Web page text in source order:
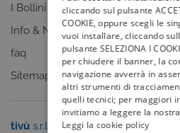
I Bollini
Info & News
faq
Sitemap
tivù s.r.l.
cliccando sul pulsante
COOKIE, oppure scegli le
vuoi installare, cliccando
pulsante SELEZIONA I
per chiudere il banner, la
navigazione avverrà in
altri strumenti di
quelli tecnici; per maggiori
invitiamo a leggere la
Leggi la cookie policy